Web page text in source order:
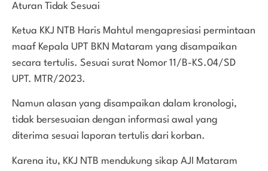
Aturan Tidak Sesuai
Ketua KKJ NTB Haris Mahtul mengapresiasi permintaan
maaf Kepala UPT BKN Mataram yang disampaikan
secara tertulis. Sesuai surat Nomor 11/B-KS.04/SD
UPT. MTR/2023.
Namun alasan yang disampaikan dalam kronologi,
tidak bersesuaian dengan informasi awal yang
diterima sesuai laporan tertulis dari korban.
Karena itu, KKJ NTB mendukung sikap AJI Mataram